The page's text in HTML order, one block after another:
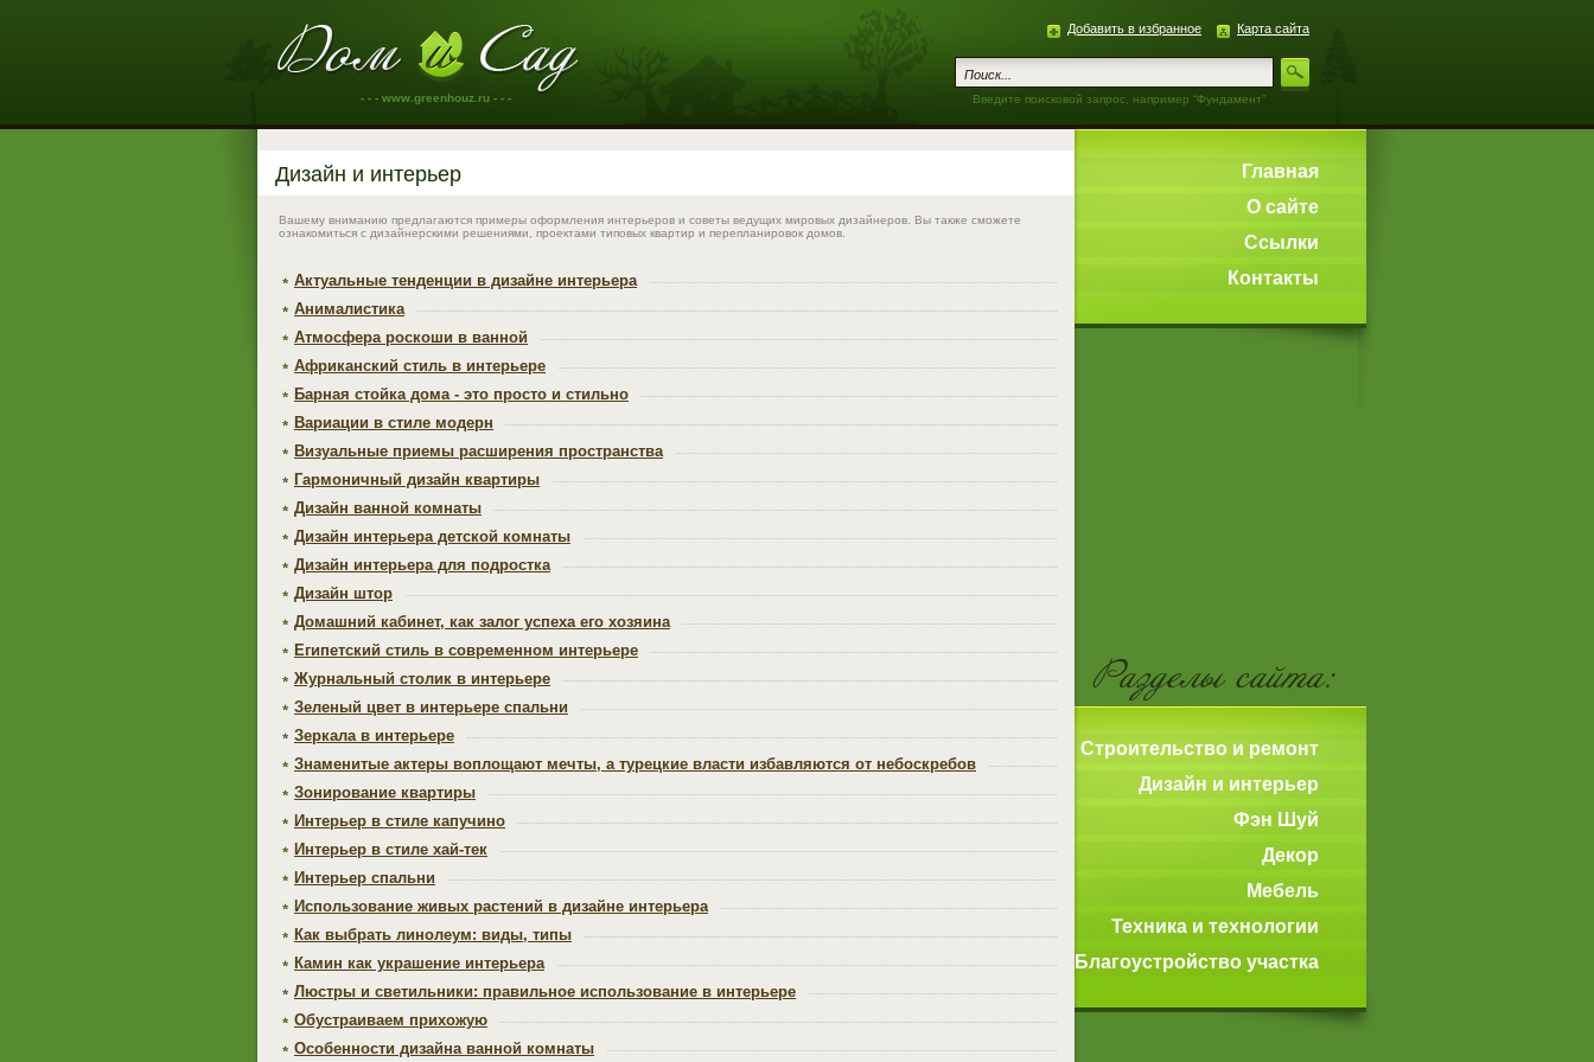
- - - www.greenhouz.ru - - -
Добавить в избранное Карта сайта
Введите поисковой запрос, например “Фундамент”
Дизайн и интерьер
Вашему вниманию предлагаются примеры оформления интерьеров и советы ведущих мировых дизайнеров. Вы также сможете
ознакомиться с дизайнерскими решениями, проектами типовых квартир и перепланировок домов.
Актуальные тенденции в дизайне интерьера
Анималистика
Атмосфера роскоши в ванной
Африканский стиль в интерьере
Барная стойка дома - это просто и стильно
Вариации в стиле модерн
Визуальные приемы расширения пространства
Гармоничный дизайн квартиры
Дизайн ванной комнаты
Дизайн интерьера детской комнаты
Дизайн интерьера для подростка
Дизайн штор
Домашний кабинет, как залог успеха его хозяина
Египетский стиль в современном интерьере
Журнальный столик в интерьере
Зеленый цвет в интерьере спальни
Зеркала в интерьере
Знаменитые актеры воплощают мечты, а турецкие власти избавляются от небоскребов
Зонирование квартиры
Интерьер в стиле капучино
Интерьер в стиле хай-тек
Интерьер спальни
Использование живых растений в дизайне интерьера
Как выбрать линолеум: виды, типы
Камин как украшение интерьера
Люстры и светильники: правильное использование в интерьере
Обустраиваем прихожую
Особенности дизайна ванной комнаты
Главная
О сайте
Ссылки
Контакты
Строительство и ремонт
Дизайн и интерьер
Фэн Шуй
Декор
Мебель
Техника и технологии
Благоустройство участка